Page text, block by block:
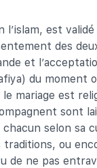
l’islam, est
des
et
du moment
mariage est
sont
chacun selon sa
ou
de ne pas